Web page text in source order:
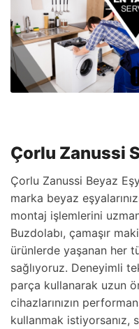
Çorlu Zanussi
Çorlu Zanussi Beyaz
marka beyaz
montaj işlemlerini
Buzdolabı, çamaşır
ürünlerde yaşanan her
sağlıyoruz. Deneyimli
parça kullanarak uzun
cihazlarınızın
kullanmak istiyorsanız,